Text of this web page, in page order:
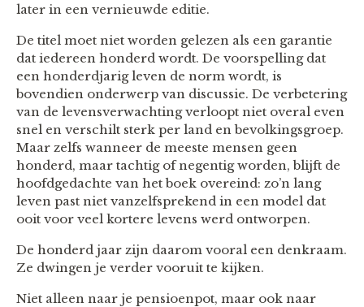
later in een vernieuwde editie.
De titel moet niet worden gelezen als een garantie
dat iedereen honderd wordt. De voorspelling dat
een honderdjarig leven de norm wordt, is
bovendien onderwerp van discussie. De verbetering
van de levensverwachting verloopt niet overal even
snel en verschilt sterk per land en bevolkingsgroep.
Maar zelfs wanneer de meeste mensen geen
honderd, maar tachtig of negentig worden, blijft de
hoofdgedachte van het boek overeind: zo’n lang
leven past niet vanzelfsprekend in een model dat
ooit voor veel kortere levens werd ontworpen.
De honderd jaar zijn daarom vooral een denkraam.
Ze dwingen je verder vooruit te kijken.
Niet alleen naar je pensioenpot, maar ook naar